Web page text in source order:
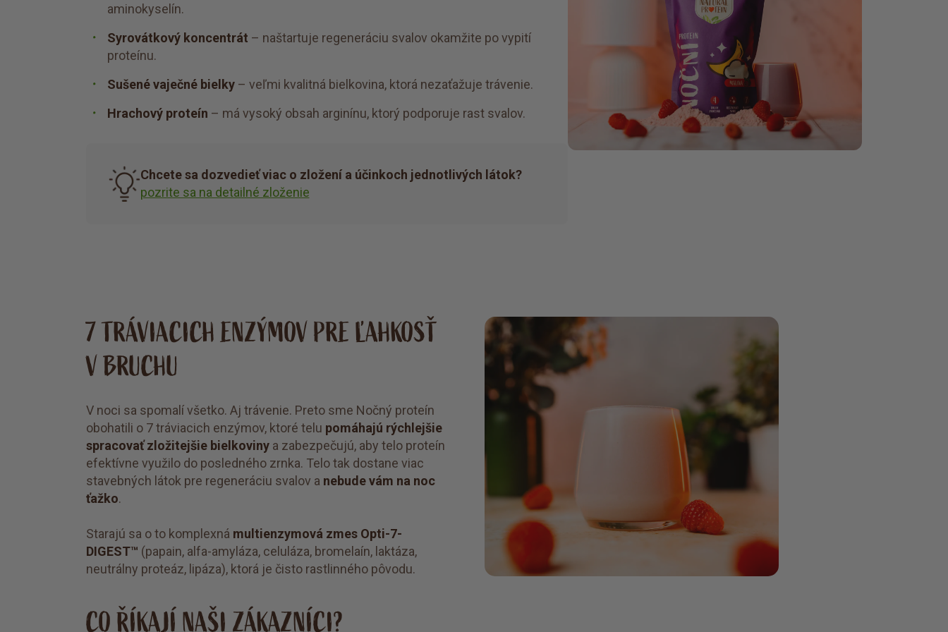
aminokyselín.
Syrovátkový koncentrát – naštartuje regeneráciu svalov okamžite po vypití
proteínu.
Sušené vaječné bielky – veľmi kvalitná bielkovina, ktorá nezaťažuje trávenie.
Hrachový proteín – má vysoký obsah arginínu, ktorý podporuje rast svalov.
Chcete sa dozvedieť viac o zložení a účinkoch jednotlivých látok?
pozrite sa na detailné zloženie
7 TRÁVIACICH ENZÝMOV PRE ĽAHKOSŤ
V BRUCHU
V noci sa spomalí všetko. Aj trávenie. Preto sme Nočný proteín
obohatili o 7 tráviacich enzýmov, ktoré telu pomáhajú rýchlejšie
spracovať zložitejšie bielkoviny a zabezpečujú, aby telo proteín
efektívne využilo do posledného zrnka. Telo tak dostane viac
stavebných látok pre regeneráciu svalov a nebude vám na noc
ťažko.
Starajú sa o to komplexná multienzymová zmes Opti-7-
DIGEST™ (papain, alfa-amyláza, celuláza, bromelaín, laktáza,
neutrálny proteáz, lipáza), ktorá je čisto rastlinného pôvodu.
CO ŘÍKAJÍ NAŠI ZÁKAZNÍCI?